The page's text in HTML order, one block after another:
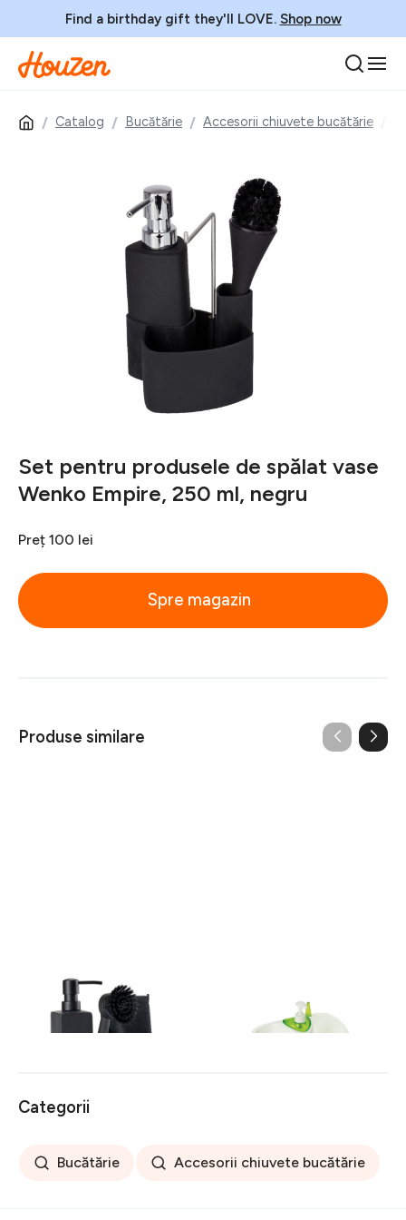
Find a birthday gift they'll LOVE. Shop now
Catalog Bucătărie Accesorii chiuvete bucătărie
Set pentru produsele de spălat vase
Wenko Empire, 250 ml, negru
Preț 100 lei
Spre magazin
Produse similare
Suport pentru accesorii de
spălat negru din plastic/din
silicon Singles – Zone
Categorii
Bucătărie Accesorii chiuvete bucătărie